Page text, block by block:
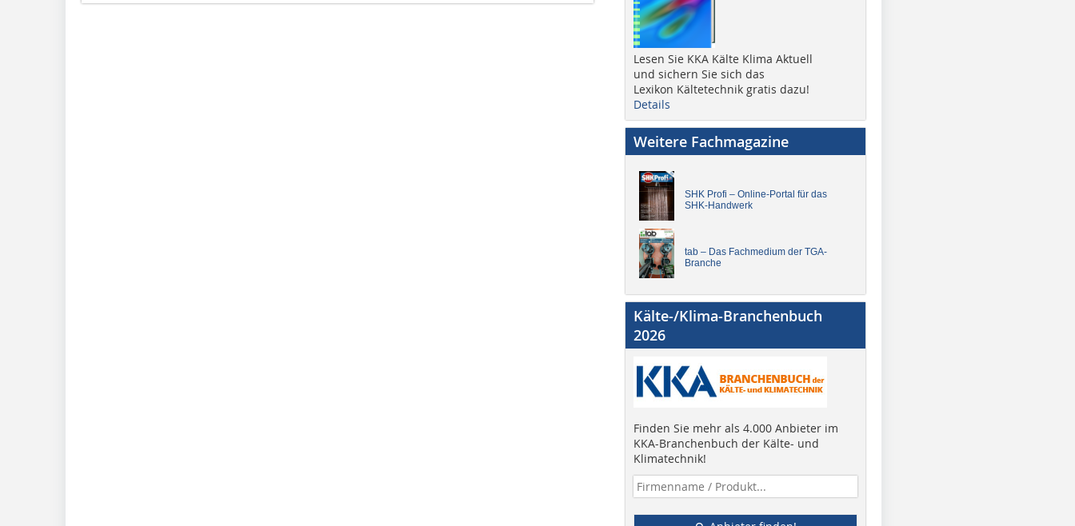
Lesen Sie KKA Kälte Klima Aktuell
und sichern Sie sich das
Lexikon Kältetechnik gratis dazu!
Details
Weitere Fachmagazine
SHK Profi – Online-Portal für das
SHK-Handwerk
tab – Das Fachmedium der TGA-
Branche
Kälte-/Klima-Branchenbuch
2026
Finden Sie mehr als 4.000 Anbieter im
KKA-Branchenbuch der Kälte- und
Klimatechnik!